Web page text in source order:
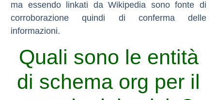
ma essendo linkati da Wikipedia sono fonte di
corroborazione quindi di conferma delle
informazioni.
Quali sono le entità
di schema org per il